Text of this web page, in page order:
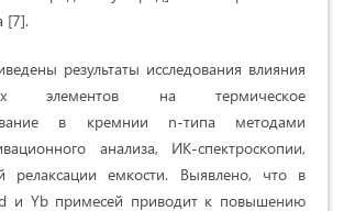
[7].
результаты исследования влияния
элементов на термическое
в кремнии n-типа методами
анализа, ИК-спектроскопии,
релаксации емкости. Выявлено, что в
и Yb примесей приводит к повышению